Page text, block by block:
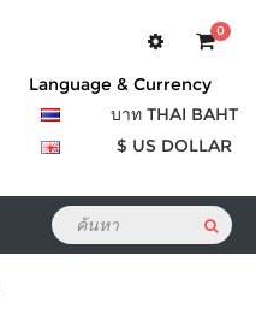
0
Language & Currency
บาท THAI BAHT
$ US DOLLAR